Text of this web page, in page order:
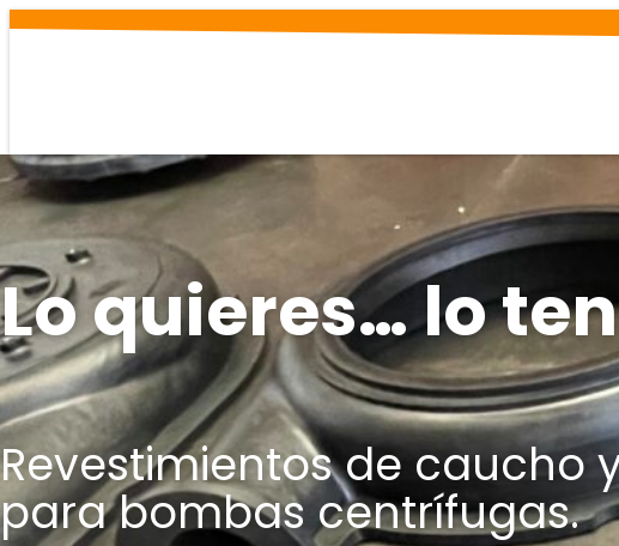
Lo quieres… lo
Revestimientos de caucho
para bombas centrífugas.